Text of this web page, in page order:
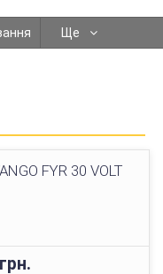
Ще
FYR 30 VOLT